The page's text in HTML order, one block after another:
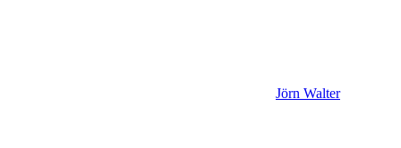
Jörn Walter